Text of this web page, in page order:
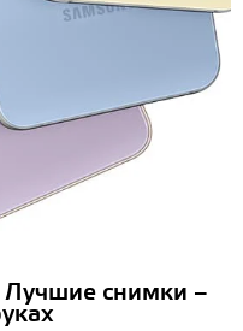
Лучшие снимки –